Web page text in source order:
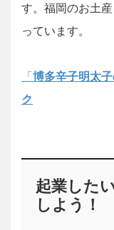
す。福岡のお土
っています。
「 博多辛子明太
ク
起業した
しよう！